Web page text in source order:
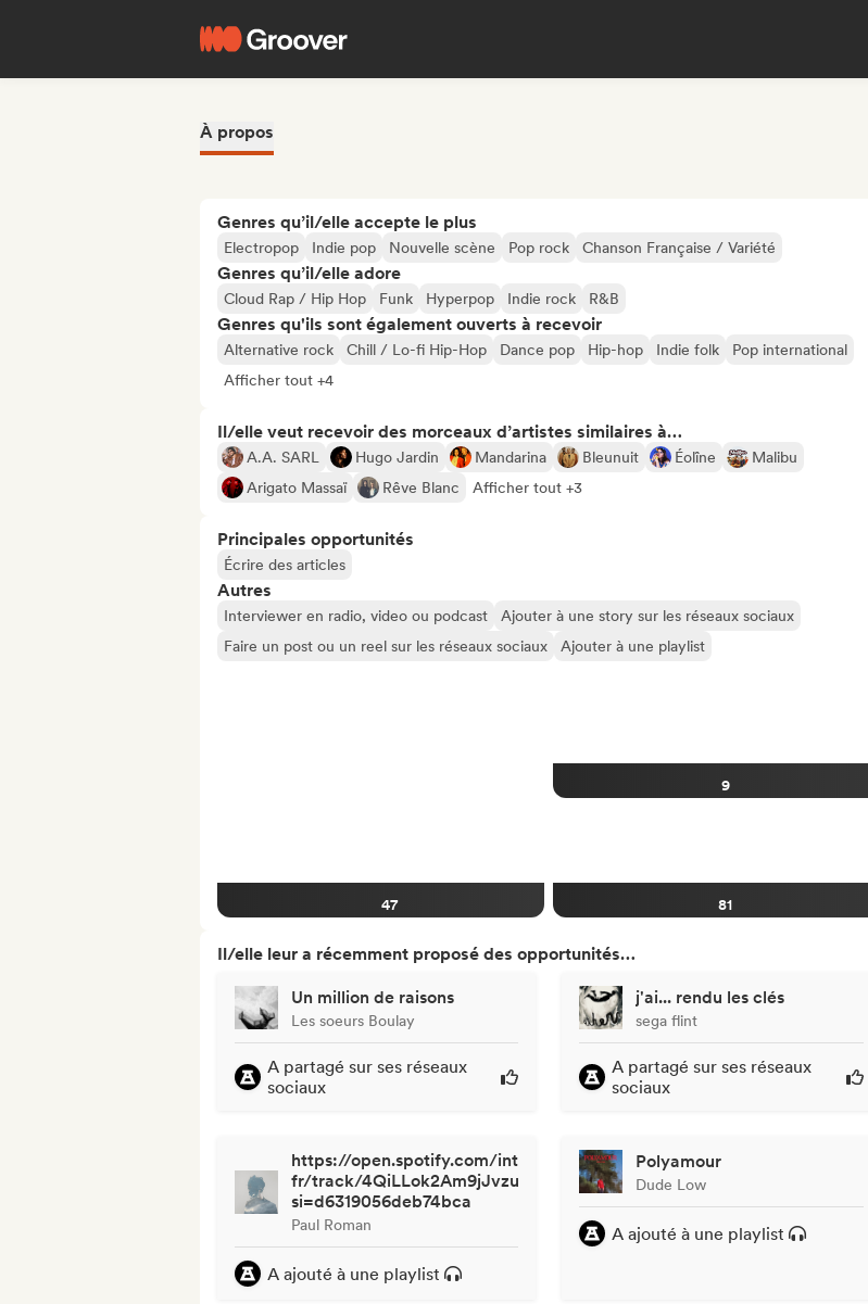
À propos
Genres qu’il/elle accepte le plus
Electropop Indie pop Nouvelle scène Pop rock Chanson Française / Variété
Genres qu’il/elle adore
Cloud Rap / Hip Hop Funk Hyperpop Indie rock R&B
Genres qu'ils sont également ouverts à recevoir
Alternative rock Chill / Lo-fi Hip-Hop Dance pop Hip-hop Indie folk
Pop international
Afficher tout +4
Il/elle veut recevoir des morceaux d’artistes similaires à…
A.A. SARL Hugo Jardin Mandarina Bleunuit Éolîne
Malibu
Arigato Massaï
Rêve Blanc Afficher tout +3
Principales opportunités
Écrire des articles
Autres
Interviewer en radio, video ou podcast
Ajouter à une story sur les réseaux sociaux
Faire un post ou un reel sur les réseaux sociaux
Ajouter à une playlist
9
47 81
Il/elle leur a récemment proposé des opportunités…
Un million de raisons
Les soeurs Boulay
A partagé sur ses réseaux
sociaux
j'ai... rendu les clés
sega flint
A partagé sur ses réseaux
sociaux
https://open.spotify.com/intl-
fr/track/4QiLLok2Am9jJvzuzwHMOA?
si=d6319056deb74bca
Paul Roman
A ajouté à une playlist
Polyamour
Dude Low
A ajouté à une playlist